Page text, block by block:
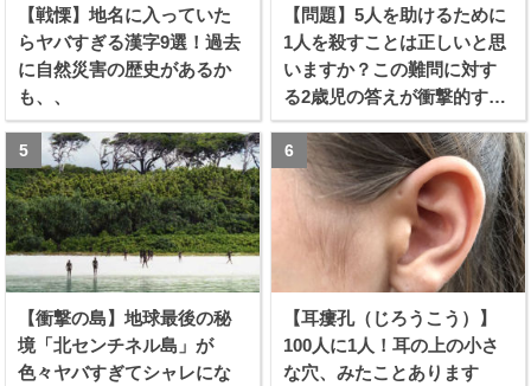
【戦慄】地名に入っていた
らヤバすぎる漢字9選！過去
に自然災害の歴史があるか
も、、
【問題】5人を助けるために
1人を殺すことは正しいと思
いますか？この難問に対す
る2歳児の答えが衝撃的すぎ
る！！
【衝撃の島】地球最後の秘
境「北センチネル島」が
色々ヤバすぎてシャレにな
【耳瘻孔（じろうこう）】
100人に1人！耳の上の小さ
な穴、みたことあります